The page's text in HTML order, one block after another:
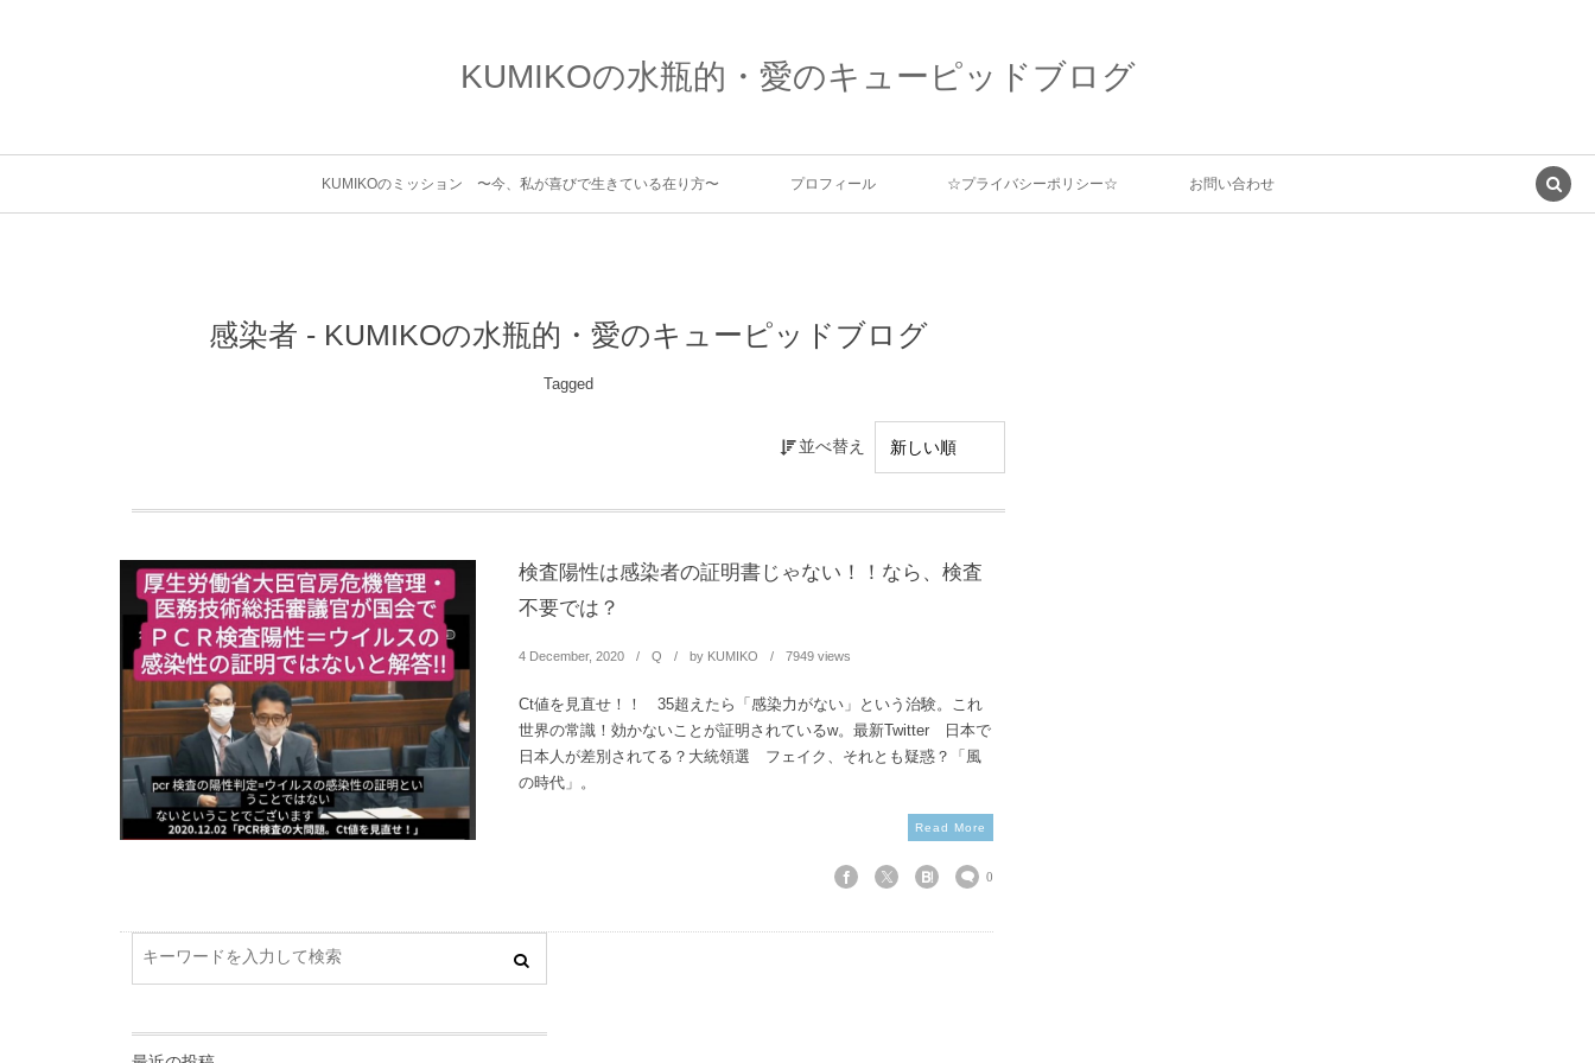
KUMIKOの水瓶的・愛のキューピッドブログ
KUMIKOのミッション 〜今、私が喜びで生きている在り方〜 プロフィール ☆プライバシーポリシー☆ お問い合わせ
感染者 - KUMIKOの水瓶的・愛のキューピッドブログ
Tagged
並べ替え
検査陽性は感染者の証明書じゃない！！なら、検査
不要では？
4 December, 2020 Q by KUMIKO 7949 views
Ct値を見直せ！！ 35超えたら「感染力がない」という治験。これ
世界の常識！効かないことが証明されているw。最新Twitter 日本で
日本人が差別されてる？大統領選 フェイク、それとも疑惑？「風
の時代」。
Read More
0